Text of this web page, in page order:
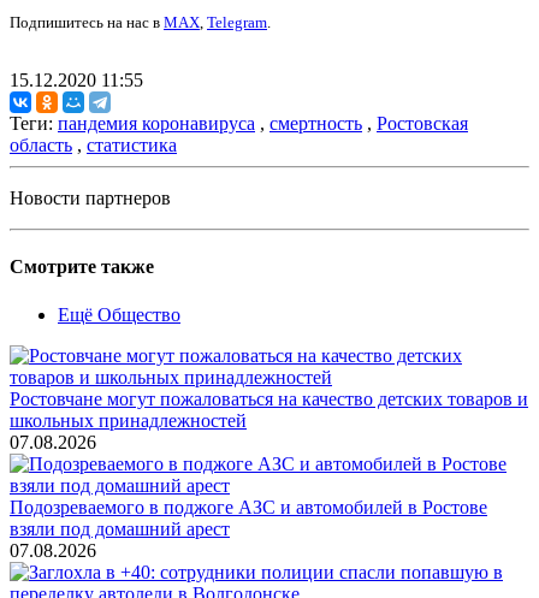
Подпишитесь на нас в MAX, Telegram.
15.12.2020 11:55
Теги: пандемия коронавируса , смертность , Ростовская
область , статистика
Новости партнеров
Смотрите также
Ещё Общество
Ростовчане могут пожаловаться на качество детских товаров и
школьных принадлежностей
07.08.2026
Подозреваемого в поджоге АЗС и автомобилей в Ростове
взяли под домашний арест
07.08.2026